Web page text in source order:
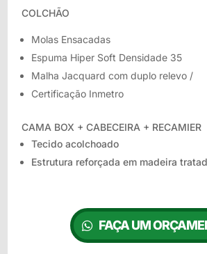
COLCHÃO
Molas Ensacadas
Espuma Hiper Soft Densidade 35
Malha Jacquard com duplo relevo /
Certificação Inmetro
CAMA BOX + CABECEIRA + RECAMIER
Tecido acolchoado
Estrutura reforçada em madeira
FAÇA UM